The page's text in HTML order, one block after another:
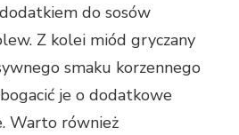
do sosów
Z kolei miód gryczany
smaku korzennego
je o dodatkowe
Warto również